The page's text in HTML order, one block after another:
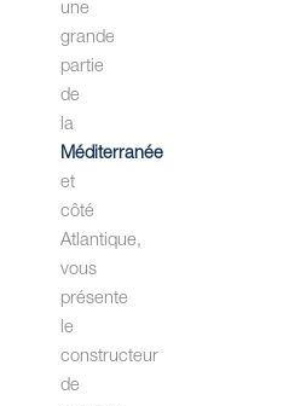
une
grande
partie
de
la
Méditerranée
et
côté
Atlantique,
vous
présente
le
constructeur
de